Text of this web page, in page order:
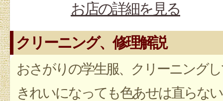
お店の詳細を見る
クリーニング、修理解説
おさがりの学生服、クリーニング
きれいになっても色あせは直らな